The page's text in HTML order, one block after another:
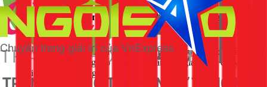
Giải pháp xử lý mùi hôi triệt để từ chuyên gia
1Fix
Các mẹo trên rất hữu ích nhưng chỉ mang tính tạm thời. Nếu
mùi hôi vẫn dai dẳng, đó là lúc bạn cần một giải pháp chuyên
nghiệp để xử lý tận gốc.